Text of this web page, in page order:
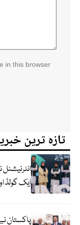
in this browser
تازہ ترین
ایک گولڈ
پاکستان